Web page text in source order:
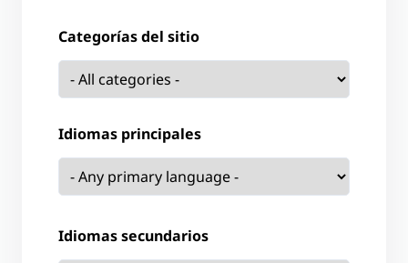
Categorías del sitio
Idiomas principales
Idiomas secundarios